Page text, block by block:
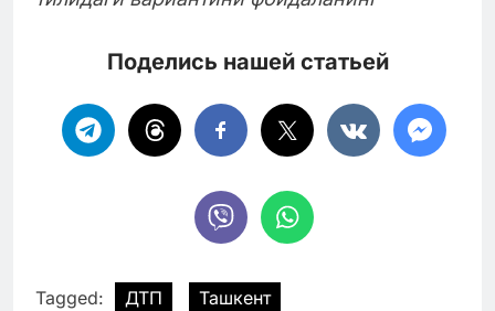
Поделись нашей статьей
Tagged: ДТП Ташкент